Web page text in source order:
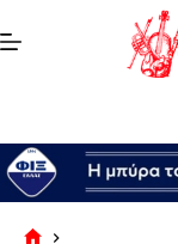
στο
περιεχόμενο